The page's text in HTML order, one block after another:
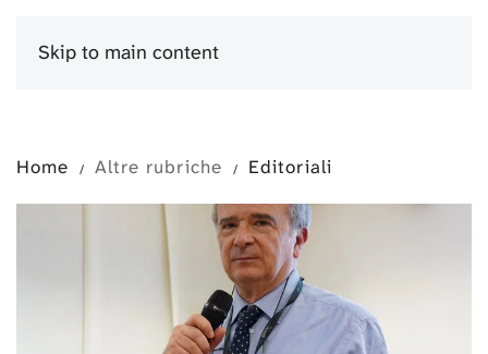
Skip to main content
Home Altre rubriche Editoriali